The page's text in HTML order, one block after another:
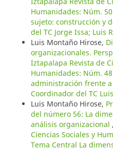
Humanidades: Núm.
sujeto: construcción y
del TC Jorge Issa; Luis
Luis Montaño Hirose,
organizacionales.
Iztapalapa Revista de
Humanidades: Núm.
administración frente
Coordinador del TC
Luis Montaño Hirose,
del número 56: La
análisis organizacional ,
Ciencias Sociales y
Tema Central La